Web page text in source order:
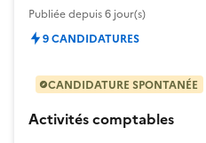
Activités comptables
Publiéedepuis 6 jour(s)
9 CANDIDATURES
CANDIDATURE SPONTANÉE